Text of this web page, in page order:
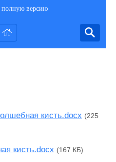
полную версию
кисть.docx (225
кисть.docx (167 КБ)